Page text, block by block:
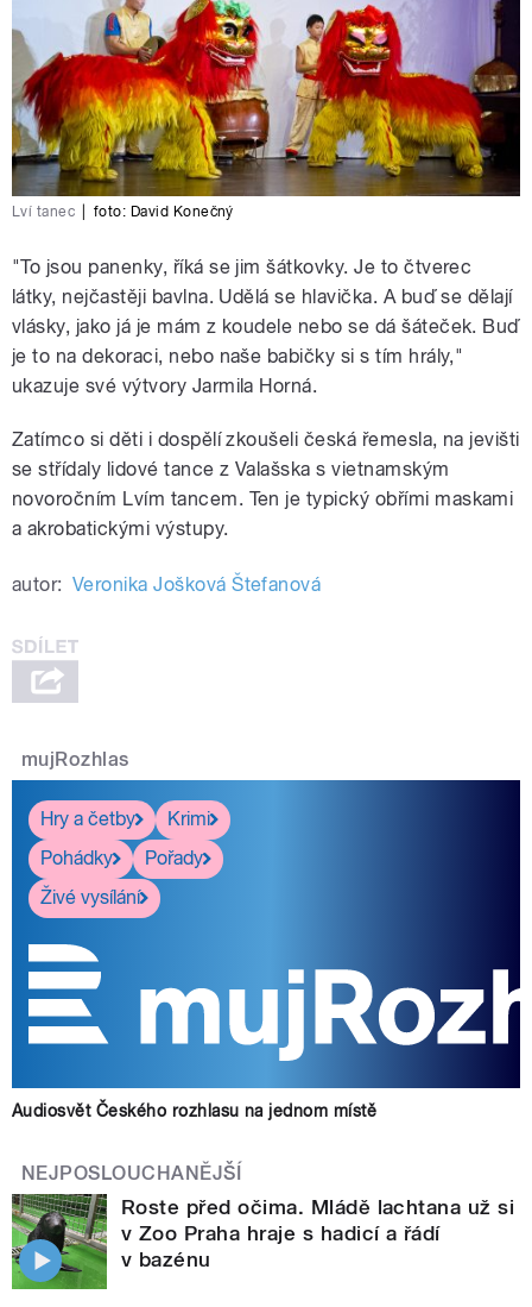
Lví tanec foto: David Konečný
"To jsou panenky, říká se jim šátkovky. Je to čtverec
látky, nejčastěji bavlna. Udělá se hlavička. A buď se dělají
vlásky, jako já je mám z koudele nebo se dá šáteček. Buď
je to na dekoraci, nebo naše babičky si s tím hrály,"
ukazuje své výtvory Jarmila Horná.
Zatímco si děti i dospělí zkoušeli česká řemesla, na jevišti
se střídaly lidové tance z Valašska s vietnamským
novoročním Lvím tancem. Ten je typický obřími maskami
a akrobatickými výstupy.
autor: Veronika Jošková Štefanová
mujRozhlas
Hry a četby
Krimi
Pohádky
Pořady
Živé vysílání
Audiosvět Českého rozhlasu na jednom místě
NEJPOSLOUCHANĚJŠÍ
Roste před očima. Mládě lachtana už si
v Zoo Praha hraje s hadicí a řádí
v bazénu